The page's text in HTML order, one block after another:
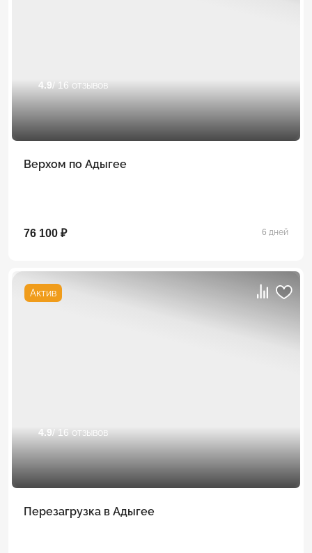
4.9/ 16 отзывов
Верхом по Адыгее
76 100 ₽ 6 дней
Актив
4.9 / 16 отзывов
Перезагрузка в Адыгее